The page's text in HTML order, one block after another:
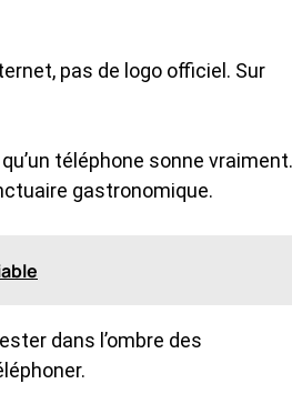
pas de logo officiel. Sur
téléphone sonne vraiment.
gastronomique.
dans l’ombre des